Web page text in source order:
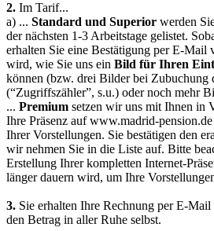
2. Im Tarif...
a) ... Standard und Superior werden
der nächsten 1-3 Arbeitstage gelistet.
erhalten Sie eine Bestätigung per E-Mail
wird, wie Sie uns ein Bild für Ihren
können (bzw. drei Bilder bei Zubuchung
(“Zugriffszähler”, s.u.) oder noch mehr
... Premium setzen wir uns mit Ihnen in
Ihre Präsenz aufwww.madrid-pension.de
Ihrer Vorstellungen. Sie bestätigen den
wir nehmen Sie in die Liste auf. Bitte
Erstellung Ihrer kompletten Internet-
länger dauern wird, um Ihre
3. Sie erhalten Ihre Rechnung per E-
den Betrag in aller Ruhe selbst.